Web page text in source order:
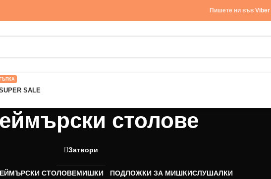
Пишете ни във Viber
SALE
столове
Затвори
СТОЛОВЕМИШКИ ПОДЛОЖКИ ЗА МИШКИСЛУШАЛКИ